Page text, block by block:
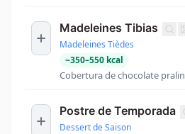
Madeleines Tibias
Madeleines Tièdes
~350–550 kcal
Cobertura de chocolate
Postre de Temporada
Dessert de Saison